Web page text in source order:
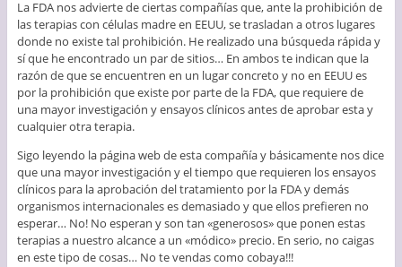
La FDA nos advierte de ciertas compañías que, ante la prohibición de
las terapias con células madre en EEUU, se trasladan a otros lugares
donde no existe tal prohibición. He realizado una búsqueda rápida y
sí que he encontrado un par de sitios… En ambos te indican que la
razón de que se encuentren en un lugar concreto y no en EEUU es
por la prohibición que existe por parte de la FDA, que requiere de
una mayor investigación y ensayos clínicos antes de aprobar esta y
cualquier otra terapia.
Sigo leyendo la página web de esta compañía y básicamente nos dice
que una mayor investigación y el tiempo que requieren los ensayos
clínicos para la aprobación del tratamiento por la FDA y demás
organismos internacionales es demasiado y que ellos prefieren no
esperar… No! No esperan y son tan «generosos» que ponen estas
terapias a nuestro alcance a un «módico» precio. En serio, no caigas
en este tipo de cosas… No te vendas como cobaya!!!